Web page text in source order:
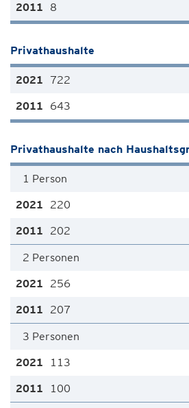
8
Privathaushalte
722
643
Privathaushalte nach
1 Person
220
202
2 Personen
256
207
3 Personen
113
100